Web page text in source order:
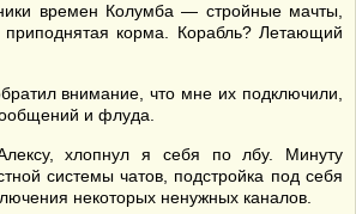
времен Колумба — стройные мачты,
приподнятая корма. Корабль? Летающий
внимание, что мне их подключили,
и флуда.
хлопнул я себя по лбу. Минуту
системы чатов, подстройка под себя
некоторых ненужных каналов.